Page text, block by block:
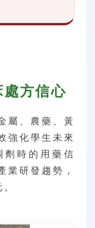
方信心
屬、農藥、黃
強化學生未來
劑時的用藥信
業研發趨勢，